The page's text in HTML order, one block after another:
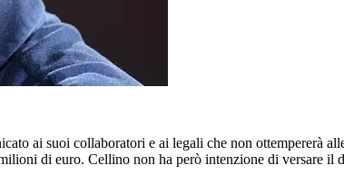
ai suoi collaboratori e ai legali che non ottempererà
di euro. Cellino non ha però intenzione di versare il